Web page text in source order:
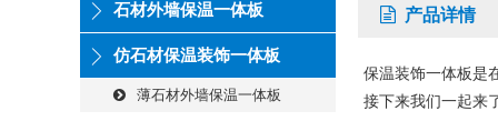
石材外墙保温一体板
仿石材保温装饰一体板
薄石材外墙保温一体板
产品详情
保温装饰一体板是
接下来我们一起来